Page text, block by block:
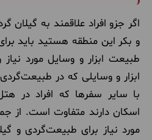
اگر جزو افراد علاقمند به
و بکر این منطقه هستید باید
طبیعت ابزار و وسایل مورد نیاز
ابزار و وسایلی که در
با سایر سفرها که افراد در
اسکان دارند متفاوت است. از
مورد نیاز برای طبیعت‌گردی و